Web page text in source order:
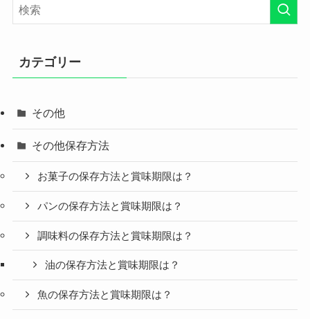
カテゴリー
その他
その他保存方法
お菓子の保存方法と賞味期限は？
パンの保存方法と賞味期限は？
調味料の保存方法と賞味期限は？
油の保存方法と賞味期限は？
魚の保存方法と賞味期限は？